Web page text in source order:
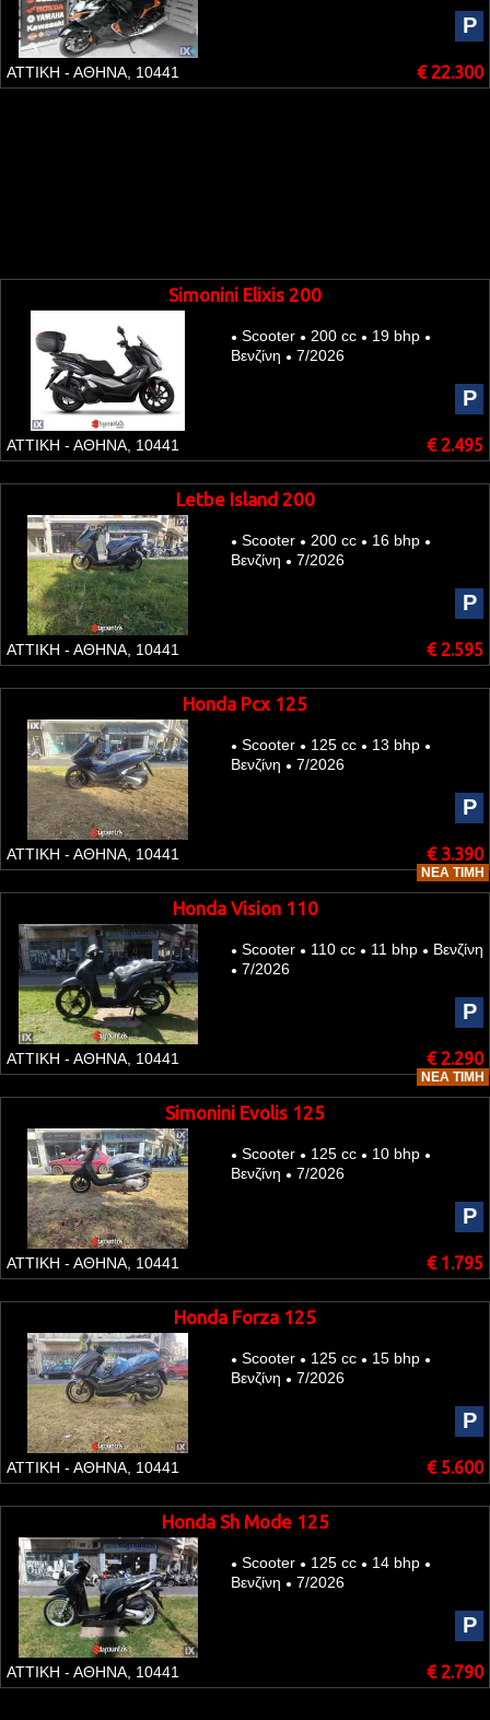
P
ΑΤΤΙΚΗ - ΑΘΗΝΑ, 10441 € 22.300
Simonini Elixis 200
● Scooter ● 200 cc ● 19 bhp ●
Βενζίνη ● 7/2026
P
ΑΤΤΙΚΗ - ΑΘΗΝΑ, 10441 € 2.495
Letbe Island 200
● Scooter ● 200 cc ● 16 bhp ●
Βενζίνη ● 7/2026
P
ΑΤΤΙΚΗ - ΑΘΗΝΑ, 10441 € 2.595
ΝΈΑ ΤΙΜΉ
Honda Pcx 125
● Scooter ● 125 cc ● 13 bhp ●
Βενζίνη ● 7/2026
P
ΑΤΤΙΚΗ - ΑΘΗΝΑ, 10441 € 3.390
ΝΈΑ ΤΙΜΉ
Honda Vision 110
● Scooter ● 110 cc ● 11 bhp ● Βενζίνη
● 7/2026
P
ΑΤΤΙΚΗ - ΑΘΗΝΑ, 10441 € 2.290
Simonini Evolis 125
● Scooter ● 125 cc ● 10 bhp ●
Βενζίνη ● 7/2026
P
ΑΤΤΙΚΗ - ΑΘΗΝΑ, 10441 € 1.795
Honda Forza 125
● Scooter ● 125 cc ● 15 bhp ●
Βενζίνη ● 7/2026
P
ΑΤΤΙΚΗ - ΑΘΗΝΑ, 10441 € 5.600
Honda Sh Mode 125
● Scooter ● 125 cc ● 14 bhp ●
Βενζίνη ● 7/2026
P
ΑΤΤΙΚΗ - ΑΘΗΝΑ, 10441 € 2.790